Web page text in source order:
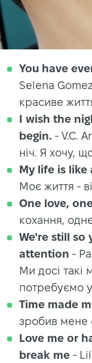
You have
Selena
красиве
I wish the
begin. - V.C.
ніч. Я хочу,
My life is
Моє життя -
One love,
кохання,
We're still so
attention -
Ми досі такі
потребуємо
Time made
зробив мене
Love me or
break me -